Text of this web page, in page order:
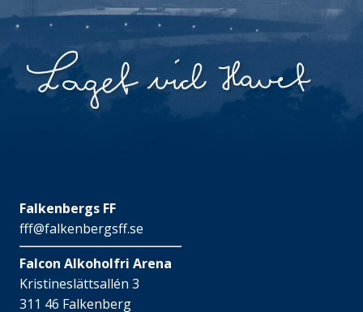
Falkenbergs FF
fff@falkenbergsff.se
Falcon Alkoholfri Arena
Kristineslättsallén 3
311 46 Falkenberg